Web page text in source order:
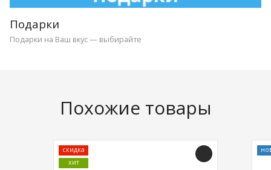
Подарки
Подарки на Ваш вкус — выбирайте
Похожие товары
скидка
хит